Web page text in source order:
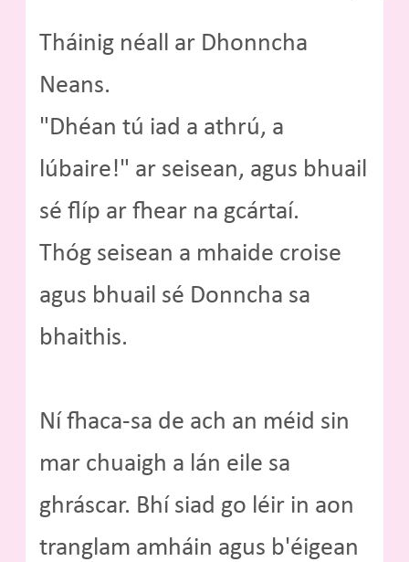
Tháinig néall ar Dhonncha
Neans.
"Dhéan tú iad a athrú, a
lúbaire!" ar seisean, agus bhuail
sé flíp ar fhear na gcártaí.
Thóg seisean a mhaide croise
agus bhuail sé Donncha sa
bhaithis.
Ní fhaca-sa de ach an méid sin
mar chuaigh a lán eile sa
ghráscar. Bhí siad go léir in aon
tranglam amháin agus b'éigean